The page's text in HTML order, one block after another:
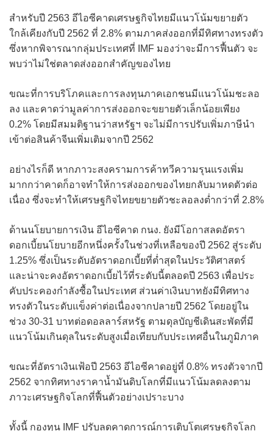
สำหรับปี 2563 อีไอซีคาดเศรษฐกิจไทยมีแนวโน้มขยายตัว
ใกล้เคียงกับปี 2562 ที่ 2.8% ตามภาคส่งออกที่มีทิศทางทรงตัว
ซึ่งหากพิจารณากลุ่มประเทศที่ IMF มองว่าจะมีการฟื้นตัว จะ
พบว่าไม่ใช่ตลาดส่งออกสำคัญของไทย
ขณะที่การบริโภคและการลงทุนภาคเอกชนมีแนวโน้มชะลอ
ลง และคาดว่ามูลค่าการส่งออกจะขยายตัวเล็กน้อยเพียง
0.2% โดยมีสมมติฐานว่าสหรัฐฯ จะไม่มีการปรับเพิ่มภาษีนำ
เข้าต่อสินค้าจีนเพิ่มเติมจากปี 2562
อย่างไรก็ดี หากภาวะสงครามการค้าทวีความรุนแรงเพิ่ม
มากกว่าคาดก็อาจทำให้การส่งออกของไทยกลับมาหดตัวต่อ
เนื่อง ซึ่งจะทำให้เศรษฐกิจไทยขยายตัวชะลอลงต่ำกว่าที่ 2.8%
ด้านนโยบายการเงิน อีไอซีคาด กนง. ยังมีโอกาสลดอัตรา
ดอกเบี้ยนโยบายอีกหนึ่งครั้งในช่วงที่เหลือของปี 2562 สู่ระดับ
1.25% ซึ่งเป็นระดับอัตราดอกเบี้ยที่ต่ำสุดในประวัติศาสตร์
และน่าจะคงอัตราดอกเบี้ยไว้ที่ระดับนี้ตลอดปี 2563 เพื่อประ
คับประคองกำลังซื้อในประเทศ ส่วนค่าเงินบาทยังมีทิศทาง
ทรงตัวในระดับแข็งค่าต่อเนื่องจากปลายปี 2562 โดยอยู่ใน
ช่วง 30-31 บาทต่อดอลลาร์สหรัฐ ตามดุลบัญชีเดินสะพัดที่มี
แนวโน้มเกินดุลในระดับสูงเมื่อเทียบกับประเทศอื่นในภูมิภาค
ขณะที่อัตราเงินเฟ้อปี 2563 อีไอซีคาดอยู่ที่ 0.8% ทรงตัวจากปี
2562 จากทิศทางราคาน้ำมันดิบโลกที่มีแนวโน้มลดลงตาม
ภาวะเศรษฐกิจโลกที่ฟื้นตัวอย่างเปราะบาง
ทั้งนี้ กองทุน IMF ปรับลดคาดการณ์การเติบโตเศรษฐกิจโลก